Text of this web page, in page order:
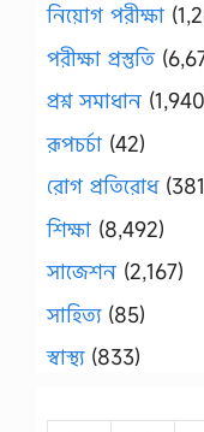
নিয়োগ পরীক্ষা
পরীক্ষা প্রস্তুতি
প্রশ্ন সমাধান
রূপচর্চা (42)
রোগ প্রতিরোধ
শিক্ষা (8,492)
সাজেশন (2,167)
সাহিত্য(85)
স্বাস্থ্য(833)